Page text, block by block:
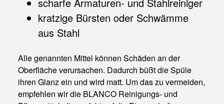
kratzige Bürsten oder Schwämme
aus Stahl
Alle genannten Mittel können Schäden an der
Oberfläche verursachen. Dadurch büßt die Spüle
ihren Glanz ein und wird matt. Um das zu vermeiden,
empfehlen wir die BLANCO Reinigungs- und